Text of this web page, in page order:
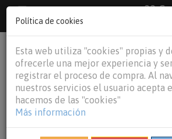
33 €
€Baleares y
Política de cookies
Esta web utiliza "cookies" propias y
ofrecerle una mejor experiencia y
registrar el proceso de compra. Al
nuestros servicios el usuario acepta
hacemos de las "cookies"
Más información